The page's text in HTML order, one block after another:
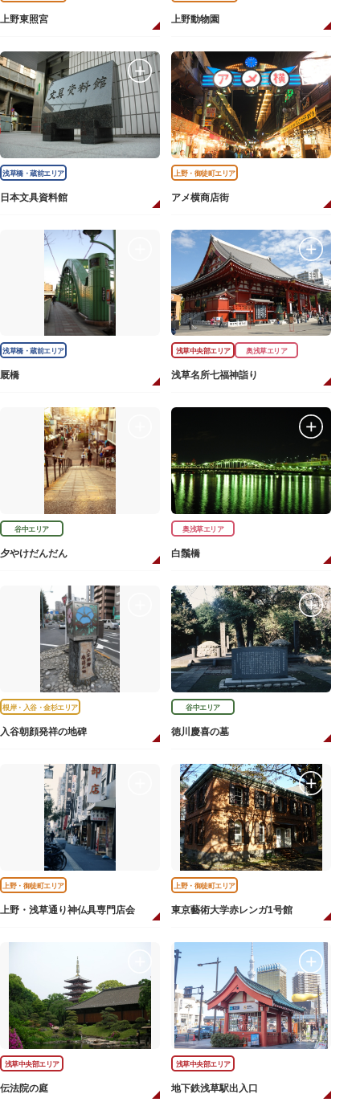
上野東照宮 上野動物園
浅草橋・蔵前エリア
日本文具資料館
上野・御徒町エリア
アメ横商店街
浅草橋・蔵前エリア
厩橋
浅草中央部エリア 奥浅草エリア
浅草名所七福神詣り
谷中エリア
夕やけだんだん
奥浅草エリア
白鬚橋
根岸・入谷・金杉エリア
入谷朝顔発祥の地碑
谷中エリア
徳川慶喜の墓
上野・御徒町エリア
上野・浅草通り神仏具専門店会
上野・御徒町エリア
東京藝術大学赤レンガ1号館
浅草中央部エリア
伝法院の庭
浅草中央部エリア
地下鉄浅草駅出入口